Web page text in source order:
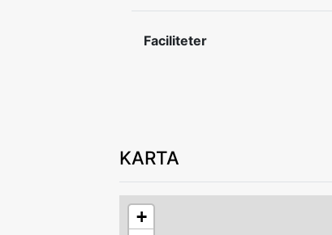
Faciliteter
KARTA
+